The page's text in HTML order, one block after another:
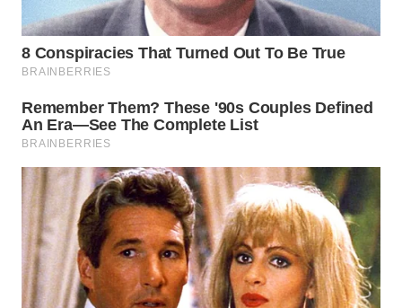
WN
TAPANULI
TENGAH
WN DELI
SERDANG
WN
TEBING
TINGGI
WN
PAKPAK